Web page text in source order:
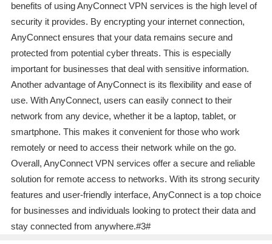
benefits of using AnyConnect VPN services is the high level of
security it provides. By encrypting your internet connection,
AnyConnect ensures that your data remains secure and
protected from potential cyber threats. This is especially
important for businesses that deal with sensitive information.
Another advantage of AnyConnect is its flexibility and ease of
use. With AnyConnect, users can easily connect to their
network from any device, whether it be a laptop, tablet, or
smartphone. This makes it convenient for those who work
remotely or need to access their network while on the go.
Overall, AnyConnect VPN services offer a secure and reliable
solution for remote access to networks. With its strong security
features and user-friendly interface, AnyConnect is a top choice
for businesses and individuals looking to protect their data and
stay connected from anywhere.#3#